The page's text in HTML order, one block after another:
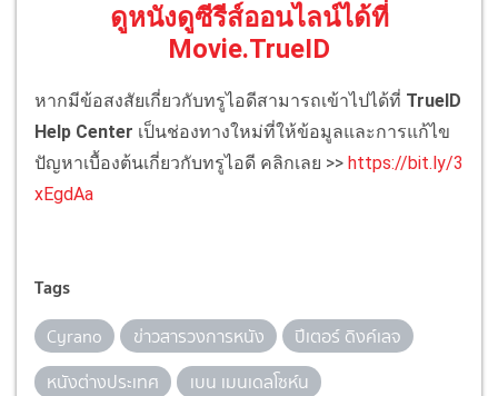
ดูหนังดูซีรีส์ออนไลน์ได้ที่
Movie.TrueID
หากมีข้อสงสัยเกี่ยวกับทรูไอดีสามารถเข้าไปได้ที่ TrueID
Help Center เป็นช่องทางใหม่ที่ให้ข้อมูลและการแก้ไข
ปัญหาเบื้องต้นเกี่ยวกับทรูไอดี คลิกเลย >> https://bit.ly/3
xEgdAa
Tags
Cyrano ข่าวสารวงการหนัง
ปีเตอร์ ดิงค์เลจ
หนังต่างประเทศ
เบน เมนเดลโซห์น